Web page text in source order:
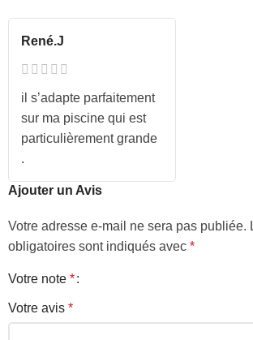
René.J
il s’adapte parfaitement
sur ma piscine qui est
particulièrement grande
.
Ajouter un Avis
Votre adresse e-mail ne sera pas publiée.
obligatoires sont indiqués avec *
Votre note *
Votre avis *